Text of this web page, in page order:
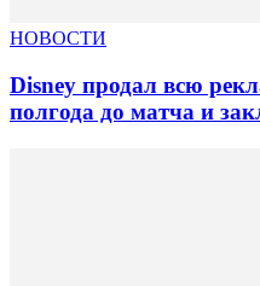
НОВОСТИ
Disney продал всю
полгода до матча и